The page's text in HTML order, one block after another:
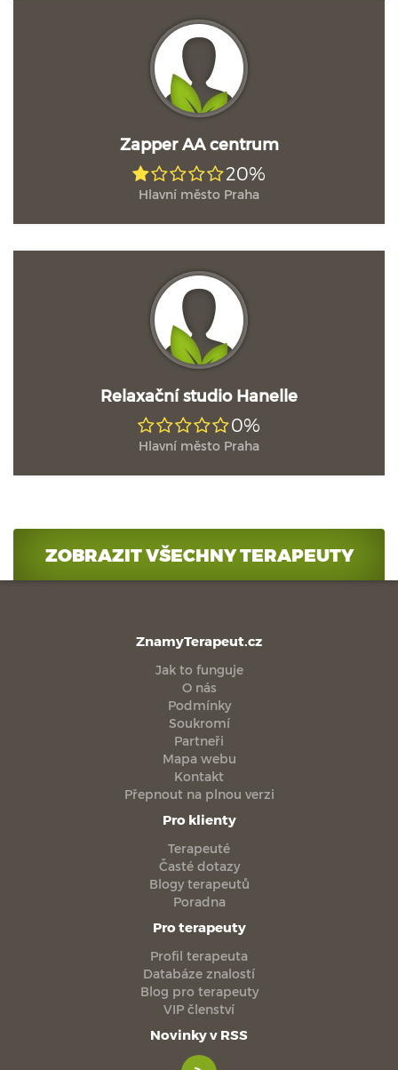
Zapper AA centrum
20%
Hlavní město Praha
Relaxační studio Hanelle
0%
Hlavní město Praha
ZOBRAZIT VŠECHNY TERAPEUTY
ZnamyTerapeut.cz
Jak to funguje
O nás
Podmínky
Soukromí
Partneři
Mapa webu
Kontakt
Přepnout na plnou verzi
Pro klienty
Terapeuté
Časté dotazy
Blogy terapeutů
Poradna
Pro terapeuty
Profil terapeuta
Databáze znalostí
Blog pro terapeuty
VIP členství
Novinky v RSS